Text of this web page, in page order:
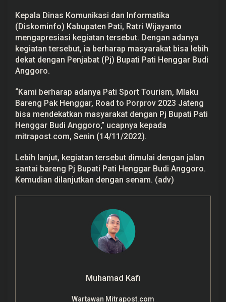
Kepala Dinas Komunikasi dan Informatika
(Diskominfo) Kabupaten Pati, Ratri Wijayanto
mengapresiasi kegiatan tersebut. Dengan adanya
kegiatan tersebut, ia berharap masyarakat bisa lebih
dekat dengan Penjabat (Pj) Bupati Pati Henggar Budi
Anggoro.
“Kami berharap adanya Pati Sport Tourism, Mlaku
Bareng Pak Henggar, Road to Porprov 2023 Jateng
bisa mendekatkan masyarakat dengan Pj Bupati Pati
Henggar Budi Anggoro,” ucapnya kepada
mitrapost.com, Senin (14/11/2022).
Lebih lanjut, kegiatan tersebut dimulai dengan jalan
santai bareng Pj Bupati Pati Henggar Budi Anggoro.
Kemudian dilanjutkan dengan senam. (adv)
Muhamad Kafi
Wartawan Mitrapost.com